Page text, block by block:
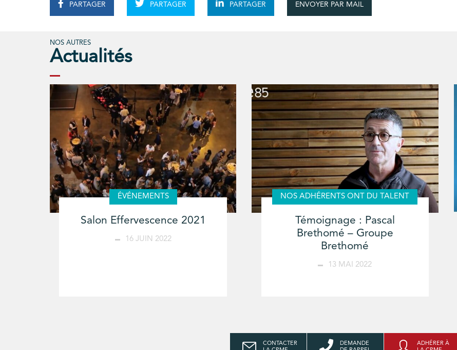
PARTAGER PARTAGER PARTAGER ENVOYER PAR MAIL
NOS AUTRES
Actualités
ÉVÉNEMENTS
Salon Effervescence 2021
16 JUIN 2022
NOS ADHÉRENTS ONT DU TALENT
Témoignage : Pascal
Brethomé – Groupe
Brethomé
13 MAI 2022
CONTACTER
DEMANDE
ADHÉRER À